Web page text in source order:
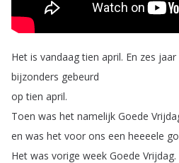
Het is vandaag tien april. En zes jaar
bijzonders gebeurd
op tien april.
Toen was het namelijk Goede
en was het voor ons een heeeele
Het was vorige week Goede Vrijdag.